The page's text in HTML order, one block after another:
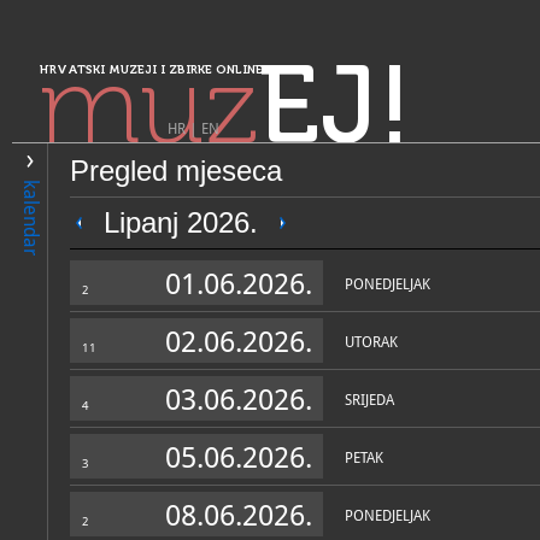
HRVATSKI MUZEJI I ZBIRKE ONLINE
muzEJ!
HR| EN
kalendar
Pregled mjeseca
Lipanj 2026.
2 01.06.2026. PONEDJELJAK
11 02.06.2026. UTORAK
4 03.06.2026. SRIJEDA
3 05.06.2026. PETAK
2 08.06.2026. PONEDJELJAK
PRETRAŽIVANJE
Sjeverozapadna Hrvatska
Zavičajni muzej
OPĆI PODACI